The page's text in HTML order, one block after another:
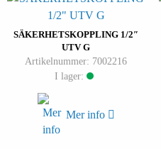
SÄKERHETSKOPPLING 1/2″
UTV G
Artikelnummer: 7002216
I lager:
Mer info